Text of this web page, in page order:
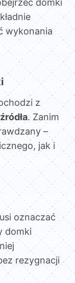
wykonania
z
. Zanim
–
jak i
oznaczać
domki
rezygnacji